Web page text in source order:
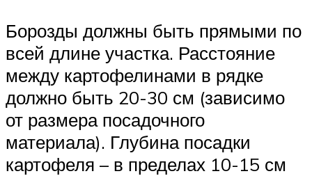
Борозды должны быть прямыми по
всей длине участка. Расстояние
между картофелинами в рядке
должно быть 20-30 см (зависимо
от размера посадочного
материала). Глубина посадки
картофеля – в пределах 10-15 см